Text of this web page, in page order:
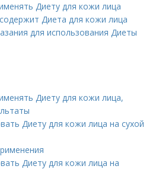
Диету для кожи лица
Диета для кожи лица
для использования Диеты
Диету для кожи лица,
Диету для кожи лица на сухой
Диету для кожи лица на